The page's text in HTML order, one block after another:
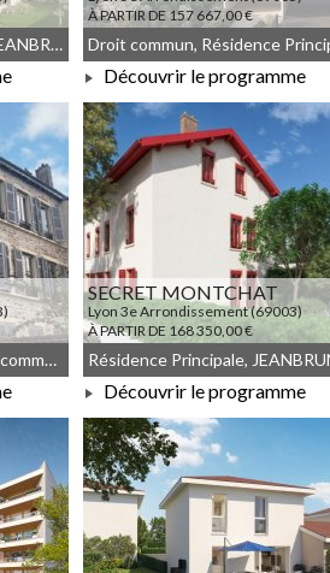
€
Résidence Principale, LLI_JEANBRUN, LLI, JEANBRUN, Meublé non géré, Droit commun
À PARTIR DE 157 667,00 €
À PARTIR DE 157 667,00 €
Découvrir le programme
€
Résidence Principale, Droit commun, JEANBRUN, Meublé non géré
SECRET MONTCHAT
Lyon 3e Arrondissement (69003)
À PARTIR DE 168 350,00 €
À PARTIR DE 168 350,00
Découvrir le programme